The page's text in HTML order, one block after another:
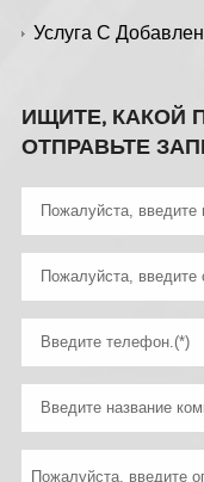
Услуга С
ИЩИТЕ, КАКОЙ
ОТПРАВЬТЕ